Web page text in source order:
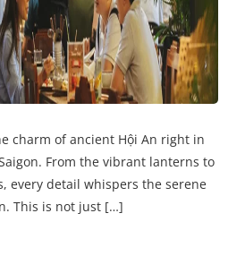
charm of ancient Hội An right in
From the vibrant lanterns to
every detail whispers the serene
This is not just […]